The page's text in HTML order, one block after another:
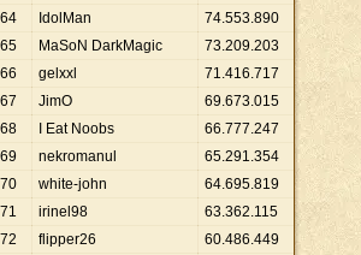
64
IdolMan 74.553.890
65
MaSoN DarkMagic 73.209.203
66
gelxxl 71.416.717
67
JimO 69.673.015
68
I Eat Noobs 66.777.247
69
nekromanul 65.291.354
70
white-john 64.695.819
71
irinel98 63.362.115
72
flipper26 60.486.449